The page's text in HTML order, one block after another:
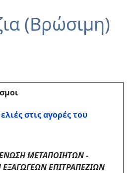
(Βρώσιμη)
στις αγορές του
ΜΕΤΑΠΟΙΗΤΩΝ -
ΕΠΙΤΡΑΠΕΖΙΩΝ